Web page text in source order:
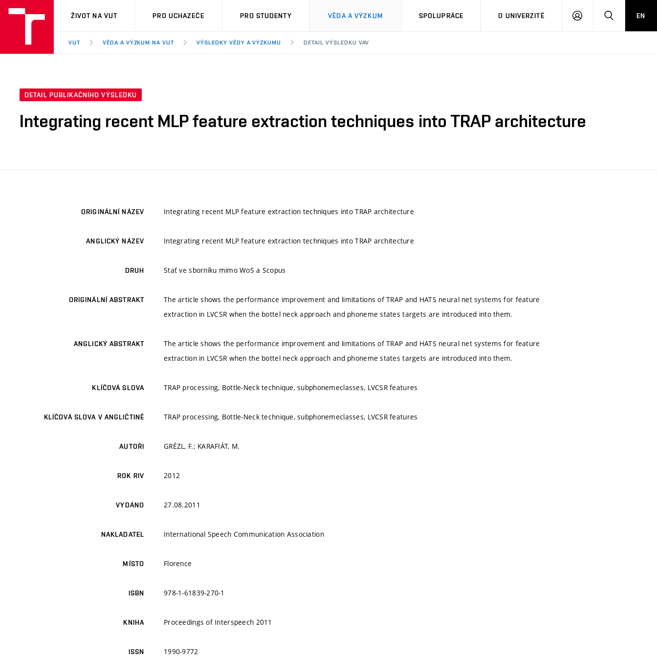
VUT
ŽIVOT NA VUT PRO UCHAZEČE PRO STUDENTY VĚDA A VÝZKUM SPOLUPRÁCE O UNIVERZITĚ
PŘIHLÁSIT HLEDATEN
VUT VĚDA A VÝZKUM NA VUT VÝSLEDKY VĚDY A VÝZKUMU DETAIL VÝSLEDKU VAV
DETAIL PUBLIKAČNÍHO VÝSLEDKU
Integrating recent MLP feature extraction techniques into TRAP architecture
ORIGINÁLNÍ NÁZEV Integrating recent MLP feature extraction techniques into TRAP architecture
ANGLICKÝ NÁZEV Integrating recent MLP feature extraction techniques into TRAP architecture
DRUH Stať ve sborníku mimo WoS a Scopus
ORIGINÁLNÍ ABSTRAKT
The article shows the performance improvement and limitations of TRAP and HATS neural net systems for feature
extraction in LVCSR when the bottel neck approach and phoneme states targets are introduced into them.
ANGLICKÝ ABSTRAKT
The article shows the performance improvement and limitations of TRAP and HATS neural net systems for feature
extraction in LVCSR when the bottel neck approach and phoneme states targets are introduced into them.
KLÍČOVÁ SLOVA TRAP processing, Bottle-Neck technique, subphonemeclasses, LVCSR features
KLÍČOVÁ SLOVA V ANGLIČTINĚ TRAP processing, Bottle-Neck technique, subphonemeclasses, LVCSR features
AUTOŘI GRÉZL, F.; KARAFIÁT, M.
ROK RIV 2012
VYDÁNO 27.08.2011
NAKLADATEL International Speech Communication Association
MÍSTO Florence
ISBN 978-1-61839-270-1
KNIHA Proceedings of Interspeech 2011
ISSN 1990-9772